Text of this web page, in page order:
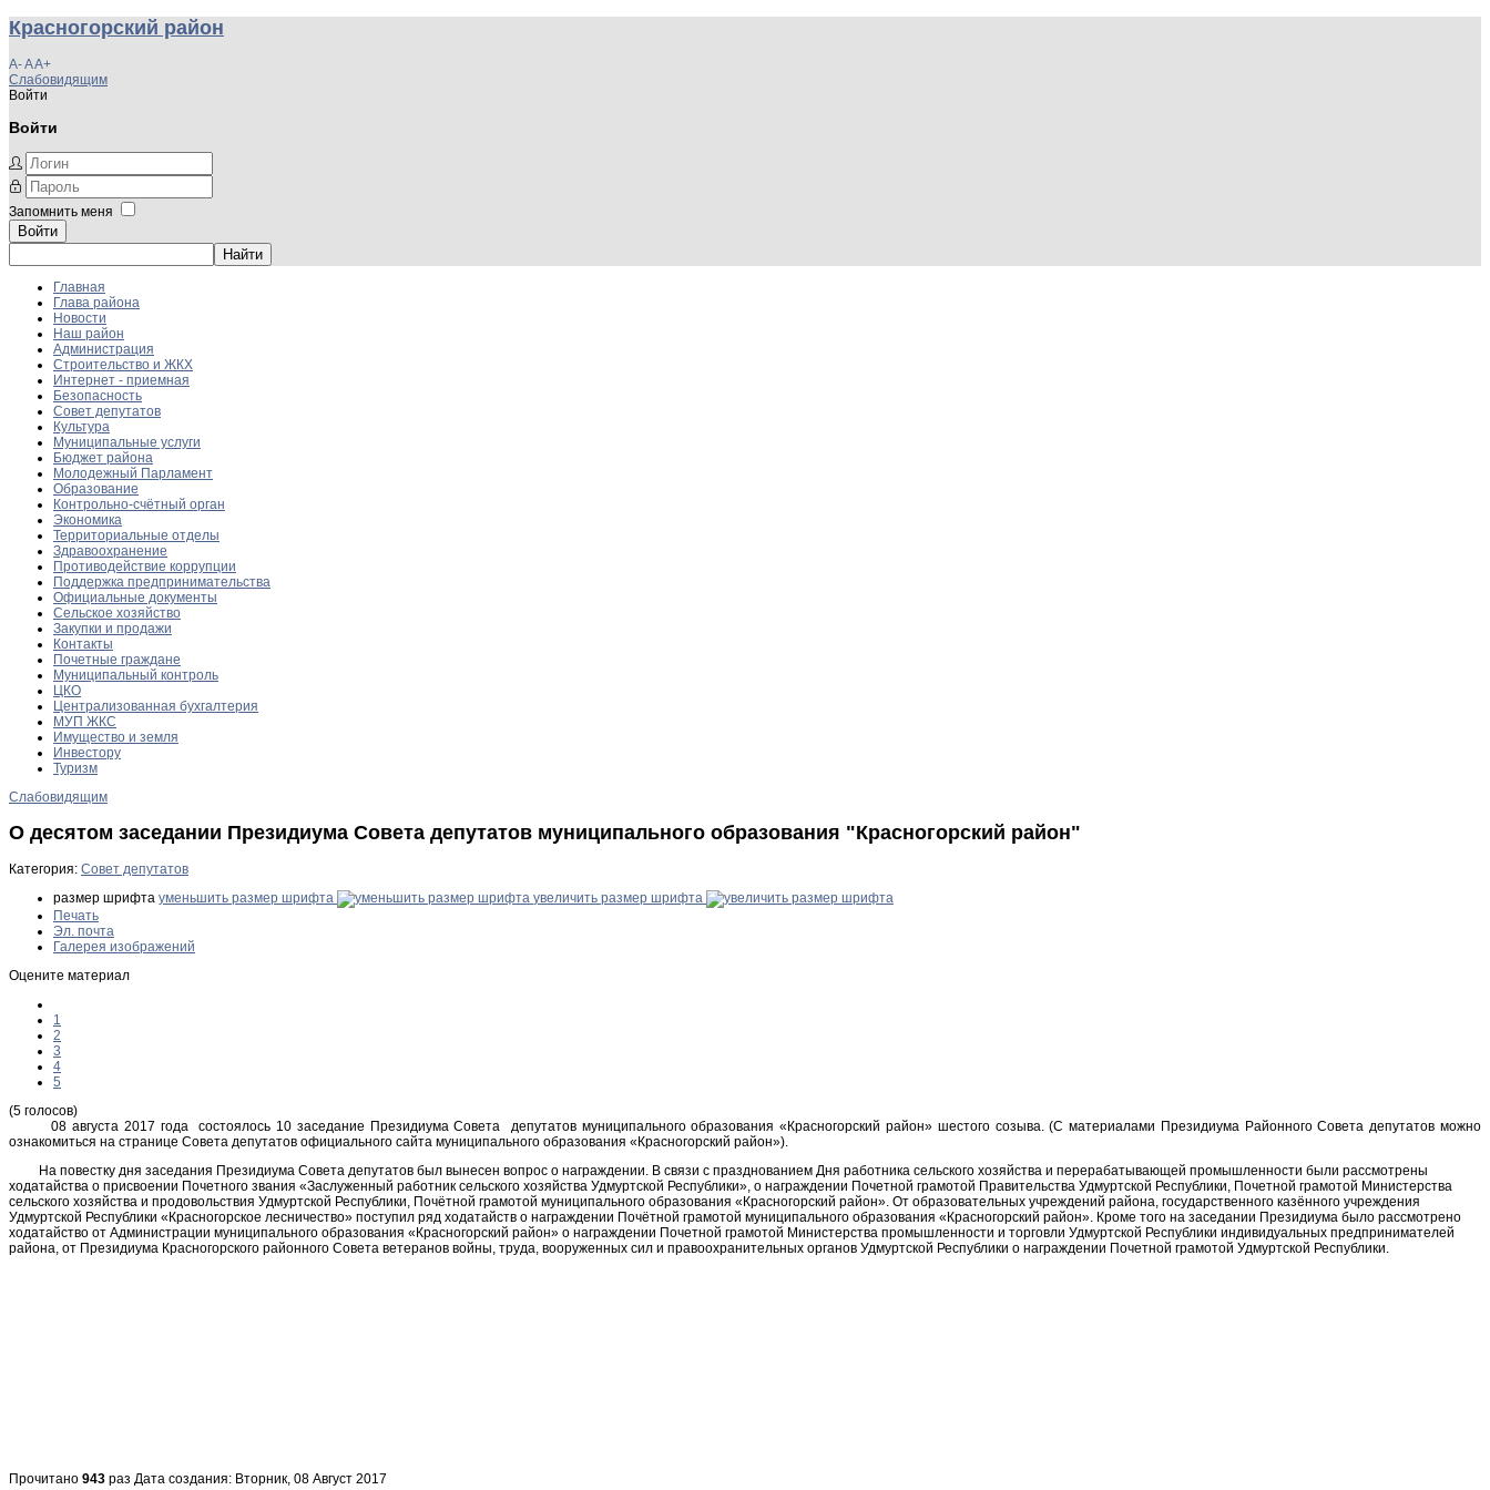
Красногорский район
A-AA+
Слабовидящим
Войти
Войти
Запомнить меня
Войти
Главная
Глава района
Новости
Наш район
Администрация
Строительство и ЖКХ
Интернет - приемная
Безопасность
Совет депутатов
Культура
Муниципальные услуги
Бюджет района
Молодежный Парламент
Образование
Контрольно-счётный орган
Экономика
Территориальные отделы
Здравоохранение
Противодействие коррупции
Поддержка предпринимательства
Официальные документы
Сельское хозяйство
Закупки и продажи
Контакты
Почетные граждане
Муниципальный контроль
ЦКО
Централизованная бухгалтерия
МУП ЖКС
Имущество и земля
Инвестору
Туризм
Слабовидящим
О десятом заседании Президиума Совета депутатов муниципального образования "Красногорский район"
Категория: Совет депутатов
размер шрифта уменьшить размер шрифта
увеличить размер шрифта
Печать
Эл. почта
Галерея изображений
Оцените материал
1
2
3
4
5
(5 голосов)
08 августа 2017 года состоялось 10 заседание Президиума Совета депутатов муниципального образования «Красногорский район» шестого созыва. (С материалами Президиума Районного Совета депутатов можно
ознакомиться на странице Совета депутатов официального сайта муниципального образования «Красногорский район»).
На повестку дня заседания Президиума Совета депутатов был вынесен вопрос о награждении. В связи с празднованием Дня работника сельского хозяйства и перерабатывающей промышленности были рассмотрены
ходатайства о присвоении Почетного звания «Заслуженный работник сельского хозяйства Удмуртской Республики», о награждении Почетной грамотой Правительства Удмуртской Республики, Почетной грамотой Министерства
сельского хозяйства и продовольствия Удмуртской Республики, Почётной грамотой муниципального образования «Красногорский район». От образовательных учреждений района, государственного казённого учреждения
Удмуртской Республики «Красногорское лесничество» поступил ряд ходатайств о награждении Почётной грамотой муниципального образования «Красногорский район». Кроме того на заседании Президиума было рассмотрено
ходатайство от Администрации муниципального образования «Красногорский район» о награждении Почетной грамотой Министерства промышленности и торговли Удмуртской Республики индивидуальных предпринимателей
района, от Президиума Красногорского районного Совета ветеранов войны, труда, вооруженных сил и правоохранительных органов Удмуртской Республики о награждении Почетной грамотой Удмуртской Республики.
Прочитано 943 раз Дата создания: Вторник, 08 Август 2017